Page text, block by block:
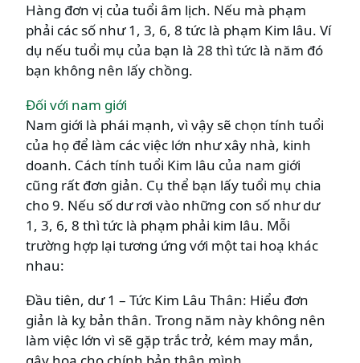
Hàng đơn vị của tuổi âm lịch. Nếu mà phạm
phải các số như 1, 3, 6, 8 tức là phạm Kim lâu. Ví
dụ nếu tuổi mụ của bạn là 28 thì tức là năm đó
bạn không nên lấy chồng.
Đối với nam giới
Nam giới là phái mạnh, vì vậy sẽ chọn tính tuổi
của họ để làm các việc lớn như xây nhà, kinh
doanh. Cách tính tuổi Kim lâu của nam giới
cũng rất đơn giản. Cụ thể bạn lấy tuổi mụ chia
cho 9. Nếu số dư rơi vào những con số như dư
1, 3, 6, 8 thì tức là phạm phải kim lâu. Mỗi
trường hợp lại tương ứng với một tai hoạ khác
nhau:
Đầu tiên, dư 1 – Tức Kim Lâu Thân: Hiểu đơn
giản là kỵ bản thân. Trong năm này không nên
làm việc lớn vì sẽ gặp trắc trở, kém may mắn,